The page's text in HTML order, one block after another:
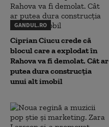
GANDUL.RO
Ciprian Ciucu crede că
blocul care a explodat în
Rahova va fi demolat. Cât ar
putea dura construcția
unui alt imobil